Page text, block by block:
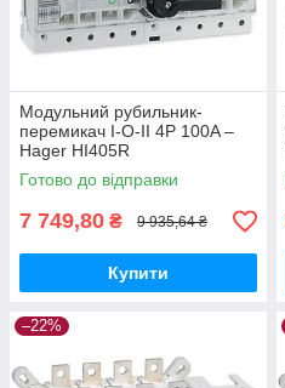
Модульний рубильник-
перемикач I-O-II 4P 100A –
Hager HI405R
Готово до відправки
7 749,80 ₴ 9 935,64 ₴
Купити
–22%